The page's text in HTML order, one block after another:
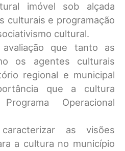
imóvel sob alçada
culturais e programação
cultural.
que tanto as
os agentes culturais
regional e municipal
que a cultura
Operacional
as visões
a cultura no município